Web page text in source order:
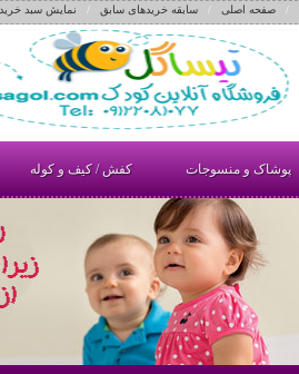
صفحه اصلی /سابقه خریدهای سابق / نمایش سبد خرید /
پوشاک و منسوجات کفش / کیف و کوله